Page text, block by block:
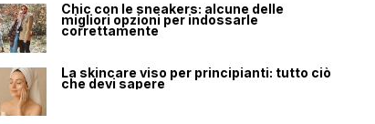
Chic con le sneakers: alcune delle
migliori opzioni per indossarle
correttamente
La skincare viso per principianti: tutto ciò
che devi sapere